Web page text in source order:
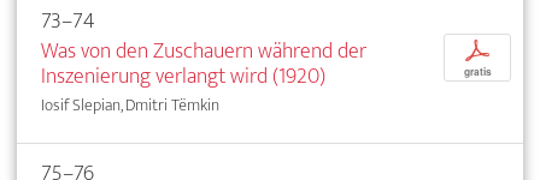
73–74
Was von den Zuschauern während der
Inszenierung verlangt wird (1920)
Iosif Slepian, Dmitri Tëmkin
p
gratis